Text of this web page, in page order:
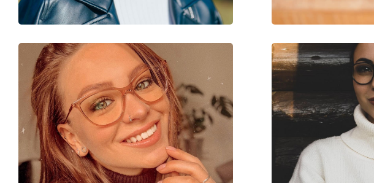
Marke:
Bottega Veneta
Code:
BV1224O 002 57